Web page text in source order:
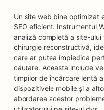
Un site web bine optimizat
SEO eficient. Instrumentul
analiză completă a site-
chirurgie reconstructivă,
care ar putea împiedica
căutare. Aceasta include
timpilor de încărcare lentă
dispozitivele mobile și a
abordarea acestor